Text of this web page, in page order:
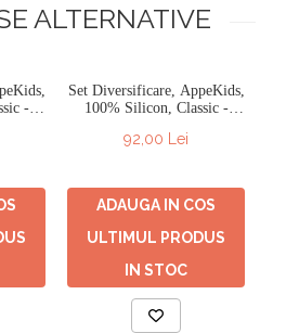
ALTERNATIVE
-
Set Diversificare, AppeKids,
100% Silicon, Classic -
92,00 Lei
ADAUGA IN COS
ULTIMUL PRODUS
IN STOC